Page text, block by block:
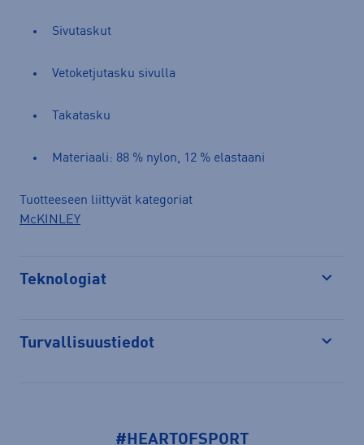
Sivutaskut
Vetoketjutasku sivulla
Takatasku
Materiaali: 88 % nylon, 12 % elastaani
Tuotteeseen liittyvät kategoriat
McKINLEY
Teknologiat
Turvallisuustiedot
#HEARTOFSPORT